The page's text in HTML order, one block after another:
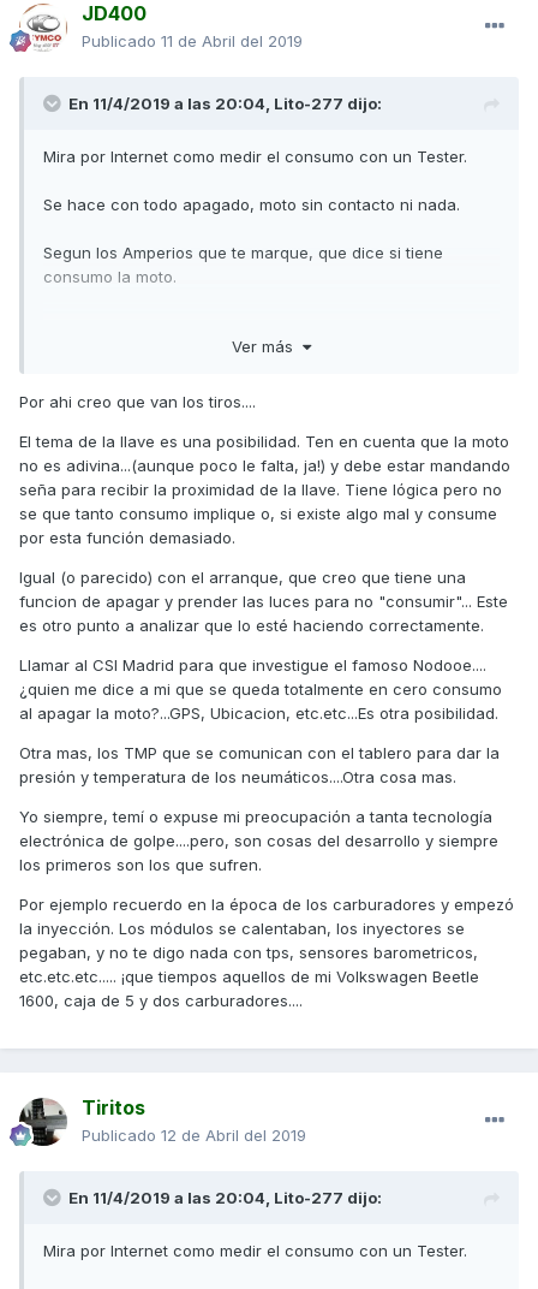
JD400
Publicado 11 de Abril del 2019
En 11/4/2019 a las 20:04, Lito-277 dijo:
Mira por Internet como medir el consumo con un Tester.
Se hace con todo apagado, moto sin contacto ni nada.
Segun los Amperios que te marque, que dice si tiene
consumo la moto.
No se las motos.... Pero será algo parecido
Asi se está manera.... Sabea si es batería o consumo de la
moto.
En los coches con CANBUS.... Tubieron problemas
parecidos algunos por que no cerraban el BUS
para que me entiendas.... La gente cambiaba el navegador
y por actualización o por ser otro modelo, no cerraban el
bus y eso producía que algunas centralitas se quedarán
encendidas todo el día con su respecto consumo, poco, si,
pedo suficiente para dejarlo K.O en unos días
pequeña.
Yo creo que la AK con la tecnología que lleva y el tema de
la llave se proximidad.... Alguna centralita se queda abierta.
Si llegas a comprobar que tienes consumo de batería.....
Podrías ir identificando los fusibles e ir quitando uno a uno
cuando la tengas parada a ver si soltando alguno deja de
tener el consumo de batería
Esto te serviria para ir cercando el problema, dependiendo
problema que por lo que veo.... KYMCO se limita a poner
batería, bien por que no sabe donde está el problema o por
que no le interesa hacer campaña para dar solución a
Enviado desde mi RNE-L21 mediante Tapatalk
Ver más
Por ahi creo que van los tiros....
El tema de la llave es una posibilidad. Ten en cuenta que la moto
no es adivina...(aunque poco le falta, ja!) y debe estar mandando
seña para recibir la proximidad de la llave. Tiene lógica pero no
se que tanto consumo implique o, si existe algo mal y consume
por esta función demasiado.
Igual (o parecido) con el arranque, que creo que tiene una
funcion de apagar y prender las luces para no "consumir"... Este
es otro punto a analizar que lo esté haciendo correctamente.
Llamar al CSI Madrid para que investigue el famoso Nodooe....
¿quien me dice a mi que se queda totalmente en cero consumo
al apagar la moto?...GPS, Ubicacion, etc.etc...Es otra posibilidad.
Otra mas, los TMP que se comunican con el tablero para dar la
presión y temperatura de los neumáticos....Otra cosa mas.
Yo siempre, temí o expuse mi preocupación a tanta tecnología
electrónica de golpe....pero, son cosas del desarrollo y siempre
los primeros son los que sufren.
Por ejemplo recuerdo en la época de los carburadores y empezó
la inyección. Los módulos se calentaban, los inyectores se
pegaban, y no te digo nada con tps, sensores barometricos,
etc.etc.etc..... ¡que tiempos aquellos de mi Volkswagen Beetle
1600, caja de 5 y dos carburadores....
Tiritos
Publicado 12 de Abril del 2019
En 11/4/2019 a las 20:04, Lito-277 dijo:
Mira por Internet como medir el consumo con un Tester.